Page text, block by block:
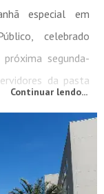
especial em
celebrado
segunda-
da pasta
que cada um vem
o secretário
Continuar lendo...